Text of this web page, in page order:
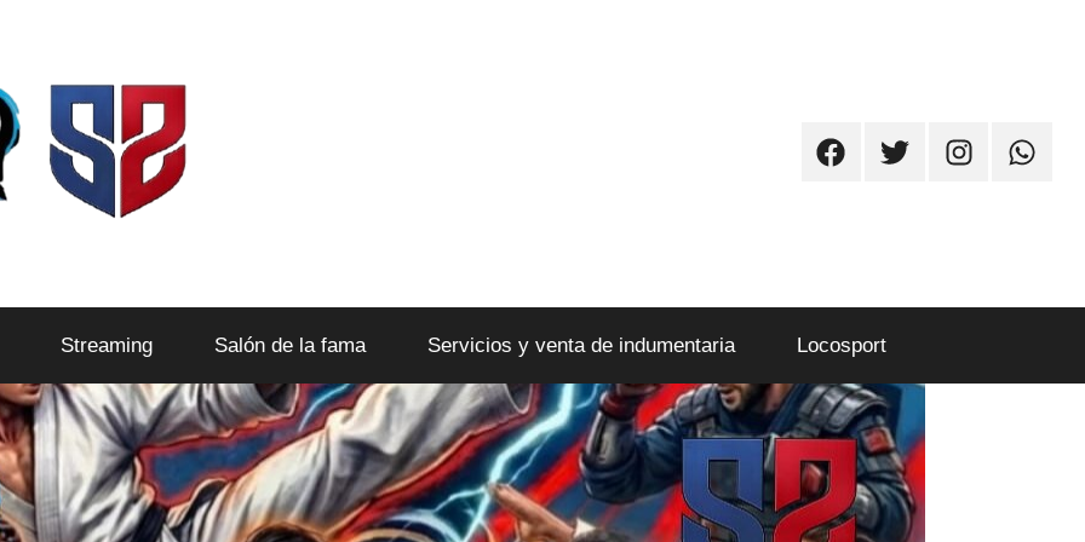
FacebookTwitter Instagram
Streaming Salón de la fama Servicios y venta de indumentaria Locosport